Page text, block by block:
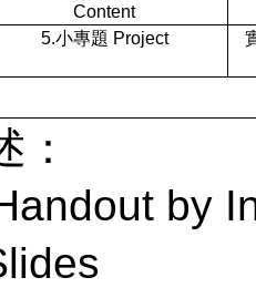
Content
5.小專題 Project
：
by